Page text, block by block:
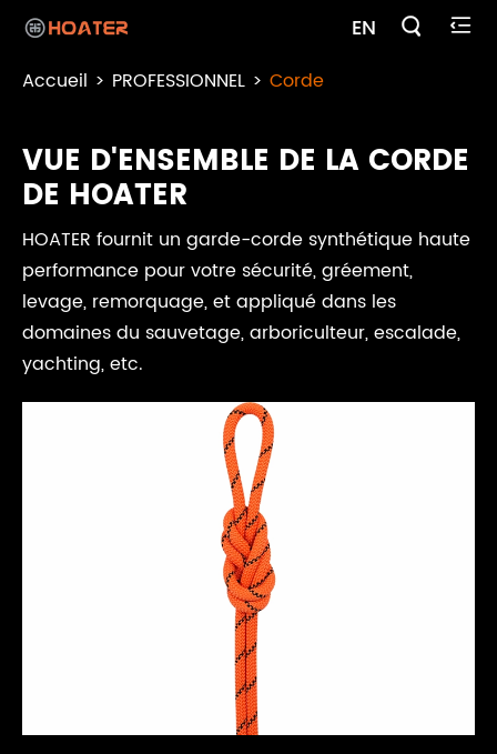
EN  
VUE D'ENSEMBLE DE LA CORDE
DE HOATER
HOATER fournit un garde-corde synthétique haute
performance pour votre sécurité, gréement,
levage, remorquage, et appliqué dans les
domaines du sauvetage, arboriculteur, escalade,
yachting, etc.
Accueil PROFESSIONNEL Corde